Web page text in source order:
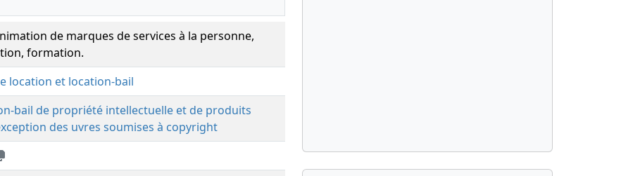
de marques de services à la personne,
formation.
location et location-bail
bail de propriété intellectuelle et de produits
des uvres soumises à copyright